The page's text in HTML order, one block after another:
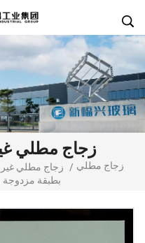
زجاج مطلي
زجاج مطلي غير / زجاج مطلي
بطبقة مزدوجة